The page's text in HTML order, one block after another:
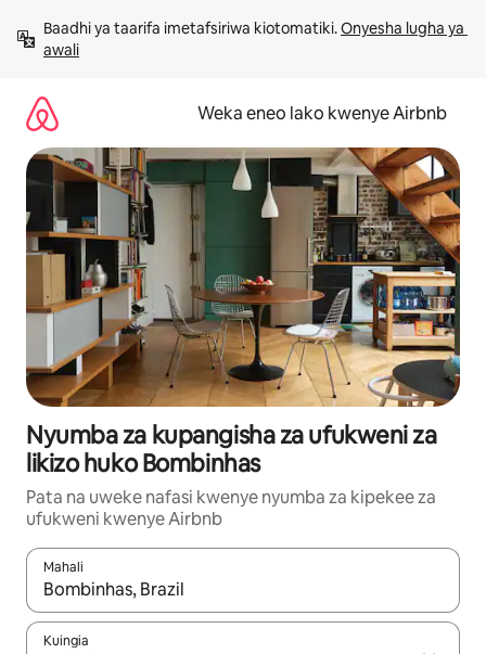
kwenda
kwenye
Baadhi ya taarifa imetafsiriwa kiotomatiki. Onyesha lugha ya
awali
Weka eneo lako kwenye Airbnb
Nyumba za kupangisha za ufukweni za
likizo huko Bombinhas
Pata na uweke nafasi kwenye nyumba za kipekee za
ufukweni kwenye Airbnb
Mahali
Wakati matokeo yanapatikana, vinjari kwa kutumia vitufe vya
Kuingia